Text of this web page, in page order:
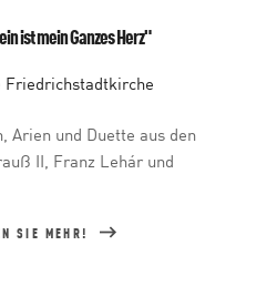
ist mein Ganzes Herz"
Friedrichstadtkirche
Arien und Duette aus den
II, Franz Lehár und
SIE MEHR!